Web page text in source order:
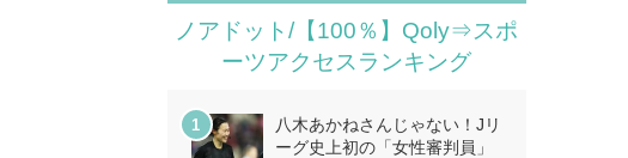
ノアドット/【100％】Qoly⇒スポ
ーツアクセスランキング
八木あかねさんじゃない！Jリ
ーグ史上初の「女性審判員」